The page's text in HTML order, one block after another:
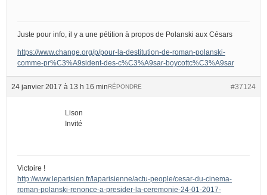
Juste pour info, il y a une pétition à propos de Polanski aux Césars
https://www.change.org/p/pour-la-destitution-de-roman-polanski-
comme-pr%C3%A9sident-des-c%C3%A9sar-boycottc%C3%A9sar
24 janvier 2017 à 13 h 16 min #37124
RÉPONDRE
Lison
Invité
Victoire !
http://www.leparisien.fr/laparisienne/actu-people/cesar-du-cinema-
roman-polanski-renonce-a-presider-la-ceremonie-24-01-2017-